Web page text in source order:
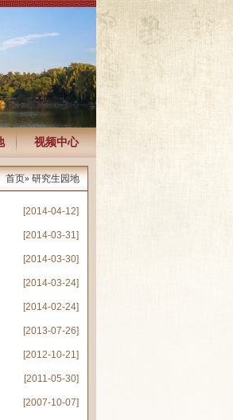
视频中心
首页» 研究生园地
[2014-04-12]
[2014-03-31]
[2014-03-30]
[2014-03-24]
[2014-02-24]
[2013-07-26]
[2012-10-21]
[2011-05-30]
[2007-10-07]